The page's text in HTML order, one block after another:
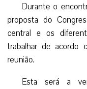
Durante o
proposta do
central e os
trabalhar de acordo
reunião.
Esta será a